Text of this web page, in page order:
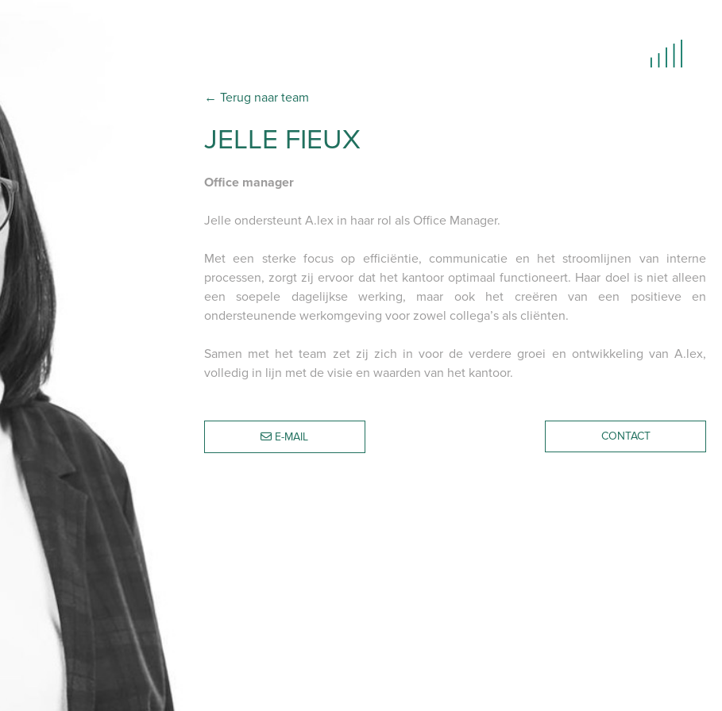
NIEUWS
CONTACT
PORTAAL
← Terug naar team
JELLE FIEUX
Office manager
Jelle ondersteunt A.lex in haar rol als Office Manager.
Met een sterke focus op efficiëntie, communicatie en het stroomlijnen van interne
processen, zorgt zij ervoor dat het kantoor optimaal functioneert. Haar doel is niet alleen
een soepele dagelijkse werking, maar ook het creëren van een positieve en
ondersteunende werkomgeving voor zowel collega’s als cliënten.
Samen met het team zet zij zich in voor de verdere groei en ontwikkeling van A.lex,
volledig in lijn met de visie en waarden van het kantoor.
E-MAIL CONTACT